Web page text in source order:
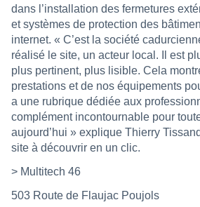
dans l’installation des fermetures
et systèmes de protection des
internet. « C’est la société
réalisé le site, un acteur local. Il est
plus pertinent, plus lisible. Cela
prestations et de nos équipements
a une rubrique dédiée aux
complément incontournable pour
aujourd’hui » explique Thierry
site à découvrir en un clic.
> Multitech 46
503 Route de Flaujac Poujols